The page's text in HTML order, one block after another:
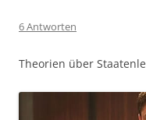
6 Antworten
Theorien über